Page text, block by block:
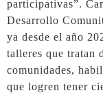
participativas”.
Desarrollo
ya desde el año
talleres que tratan
comunidades,
que logren tener